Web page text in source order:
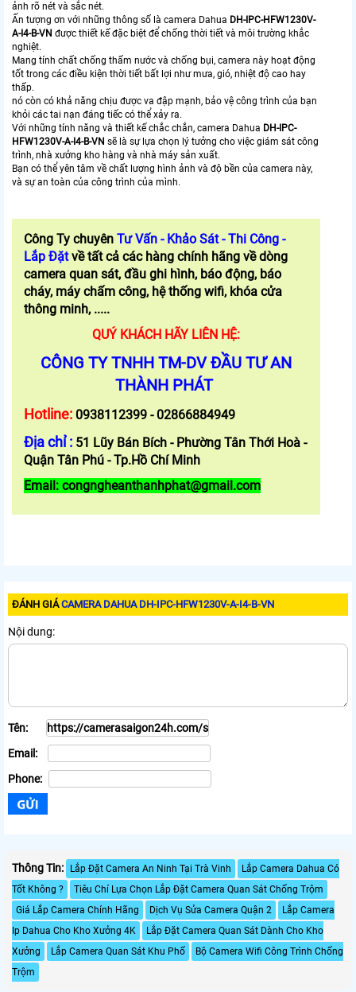
ảnh rõ nét và sắc nét.
Ấn tượng ơn với những thông số là camera Dahua DH-IPC-HFW1230V-
A-I4-B-VN được thiết kế đặc biệt để chống thời tiết và môi trường khắc
nghiệt.
Mang tính chất chống thấm nước và chống bụi, camera này hoạt động
tốt trong các điều kiện thời tiết bất lợi như mưa, gió, nhiệt độ cao hay
thấp.
nó còn có khả năng chịu được va đập mạnh, bảo vệ công trình của bạn
khỏi các tai nạn đáng tiếc có thể xảy ra.
Với những tính năng và thiết kế chắc chắn, camera Dahua DH-IPC-
HFW1230V-A-I4-B-VN sẽ là sự lựa chọn lý tưởng cho việc giám sát công
trình, nhà xưởng kho hàng và nhà máy sản xuất.
Bạn có thể yên tâm về chất lượng hình ảnh và độ bền của camera này,
và sự an toàn của công trình của mình.
Công Ty chuyên Tư Vấn - Khảo Sát - Thi Công -
Lắp Đặtvề tất cả các hàng chính hãng về dòng
camera quan sát, đầu ghi hình, báo động, báo
cháy, máy chấm công, hệ thống wifi, khóa cửa
thông minh, .....
QUÝ KHÁCH HÃY LIÊN HỆ:
CÔNG TY TNHH TM-DV ĐẦU TƯ AN
THÀNH PHÁT
Hotline: 0938112399 - 02866884949
Địa chỉ : 51 Lũy Bán Bích - Phường Tân Thới Hoà -
Quận Tân Phú - Tp.Hồ Chí Minh
Email: congngheanthanhphat@gmail.com
ĐÁNH GIÁCAMERA DAHUA DH-IPC-HFW1230V-A-I4-B-VN
Nội dung:
Tên:
Email:
Phone:
Thông Tin: Lắp Đặt Camera An Ninh Tại Trà Vinh
Lắp Camera Dahua Có
Tốt Không ?
Tiêu Chí Lựa Chọn Lắp Đặt Camera Quan Sát Chống Trộm
Giá Lắp Camera Chính Hãng
Dịch Vụ Sửa Camera Quận 2
Lắp Camera
Ip Dahua Cho Kho Xưởng 4K
Lắp Đặt Camera Quan Sát Dành Cho Kho
Xưởng
Lắp Camera Quan Sát Khu Phố
Bộ Camera Wifi Công Trình Chống
Trộm